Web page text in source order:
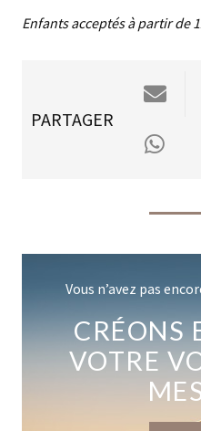
Enfants acceptés à partir de
PARTAGER
Vous n’avez pas
CRÉONS
VOTRE